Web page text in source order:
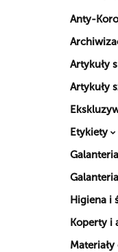
Anty-
Artykuły
Artykuły
Etykiety
Higiena i
Koperty i